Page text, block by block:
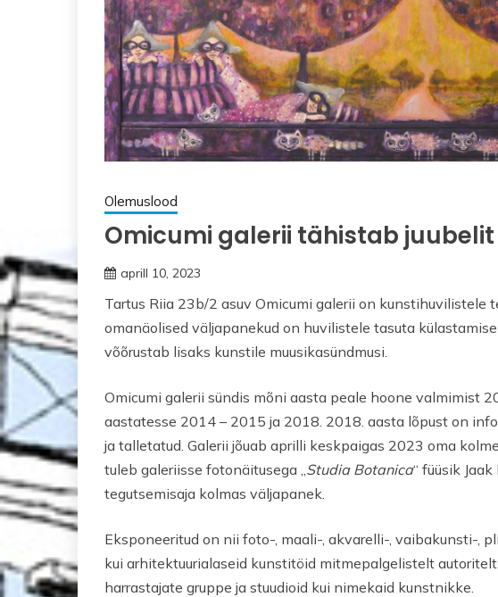
Olemuslood
Omicumi galerii tähistab juubelit
aprill 10, 2023
Tartus Riia 23b/2 asuv Omicumi galerii on kunstihuvilistele
omanäolised väljapanekud on huvilistele tasuta
võõrustab lisaks kunstile muusikasündmusi.
Omicumi galerii sündis mõni aasta peale hoone valmimist
aastatesse 2014 – 2015 ja 2018. 2018. aasta lõpust on
ja talletatud. Galerii jõuab aprilli keskpaigas 2023 oma
tuleb galeriisse fotonäitusega „ Studia Botanica“ füüsik
tegutsemisaja kolmas väljapanek.
Eksponeeritud on nii foto-, maali-, akvarelli-, vaibakunsti-,
kui arhitektuurialaseid kunstitöid mitmepalgelistelt
harrastajate gruppe ja stuudioid kui nimekaid kunstnikke.